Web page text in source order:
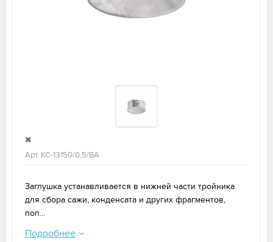
Арт. КС-1З150/0,5/ВА
Заглушка устанавливается в нижней части тройника
для сбора сажи, конденсата и других фрагментов,
поп...
Подробнее